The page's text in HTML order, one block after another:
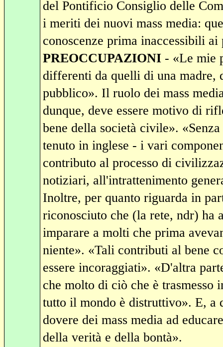
del Pontificio Consiglio delle
i meriti dei nuovi mass media:
conoscenze prima inaccessibili ai
PREOCCUPAZIONI- «Le mie
differenti da quelli di una madre,
pubblico». Il ruolo dei mass
dunque, deve essere motivo di
bene della società civile».
tenuto in inglese - i vari
contributo al processo di
notiziari, all'intrattenimento
Inoltre, per quanto riguarda in
riconosciuto che (la rete, ndr) ha
imparare a molti che prima
niente». «Tali contributi al bene
essere incoraggiati». «D'altra
che molto di ciò che è
tutto il mondo è distruttivo». E, a
dovere dei mass media ad
della verità e della bontà».